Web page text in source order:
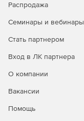
Распродажа
Семинары и вебинары
Стать партнером
Вход в ЛК партнера
О компании
Вакансии
Помощь